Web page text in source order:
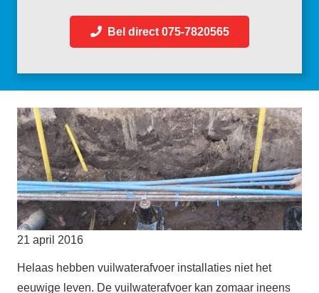
Bel direct 075-7820565
21 april 2016
Helaas hebben vuilwaterafvoer installaties niet het
eeuwige leven. De vuilwaterafvoer kan zomaar ineens